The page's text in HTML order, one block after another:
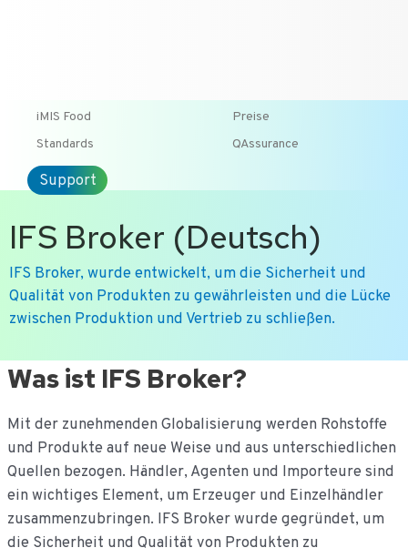
iMIS Food
Preise
Standards
QAssurance
Support
IFS Broker (Deutsch)
IFS Broker, wurde entwickelt, um die Sicherheit und
Qualität von Produkten zu gewährleisten und die Lücke
zwischen Produktion und Vertrieb zu schließen.
Ga
naar
inhoud
Was ist IFS Broker?
Mit der zunehmenden Globalisierung werden Rohstoffe
und Produkte auf neue Weise und aus unterschiedlichen
Quellen bezogen. Händler, Agenten und Importeure sind
ein wichtiges Element, um Erzeuger und Einzelhändler
zusammenzubringen. IFS Broker wurde gegründet, um
die Sicherheit und Qualität von Produkten zu